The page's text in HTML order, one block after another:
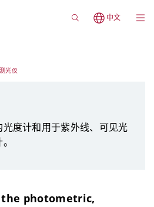
中文
光仪
度计和用于紫外线、可见光
photometric,